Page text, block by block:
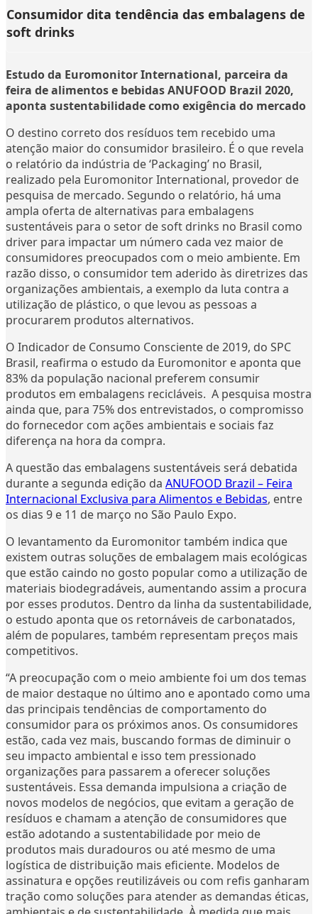
Consumidor dita tendência das embalagens de
soft drinks
Estudo da Euromonitor International, parceira da
feira de alimentos e bebidas ANUFOOD Brazil 2020,
aponta sustentabilidade como exigência do mercado
O destino correto dos resíduos tem recebido uma
atenção maior do consumidor brasileiro. É o que revela
o relatório da indústria de ‘Packaging’ no Brasil,
realizado pela Euromonitor International, provedor de
pesquisa de mercado. Segundo o relatório, há uma
ampla oferta de alternativas para embalagens
sustentáveis ​para o setor de soft drinks no Brasil como
driver para impactar um número cada vez maior de
consumidores preocupados com o meio ambiente. Em
razão disso, o consumidor tem aderido às diretrizes das
organizações ambientais, a exemplo da luta contra a
utilização de plástico, o que levou as pessoas a
procurarem produtos alternativos.
O Indicador de Consumo Consciente de 2019, do SPC
Brasil, reafirma o estudo da Euromonitor e aponta que
83% da população nacional preferem consumir
produtos em embalagens recicláveis. A pesquisa mostra
ainda que, para 75% dos entrevistados, o compromisso
do fornecedor com ações ambientais e sociais faz
diferença na hora da compra.
A questão das embalagens sustentáveis será debatida
durante a segunda edição da ANUFOOD Brazil – Feira
Internacional Exclusiva para Alimentos e Bebidas, entre
os dias 9 e 11 de março no São Paulo Expo.
O levantamento da Euromonitor também indica que
existem outras soluções de embalagem mais ecológicas
que estão caindo no gosto popular como a utilização de
materiais biodegradáveis, aumentando assim a procura
por esses produtos. Dentro da linha da sustentabilidade,
o estudo aponta que os retornáveis de carbonatados,
além de populares, também representam preços mais
competitivos.
“A preocupação com o meio ambiente foi um dos temas
de maior destaque no último ano e apontado como uma
das principais tendências de comportamento do
consumidor para os próximos anos. Os consumidores
estão, cada vez mais, buscando formas de diminuir o
seu impacto ambiental e isso tem pressionado
organizações para passarem a oferecer soluções
sustentáveis. Essa demanda impulsiona a criação de
novos modelos de negócios, que evitam a geração de
resíduos e chamam a atenção de consumidores que
estão adotando a sustentabilidade por meio de
produtos mais duradouros ou até mesmo de uma
logística de distribuição mais eficiente. Modelos de
assinatura e opções reutilizáveis ou com refis ganharam
tração como soluções para atender as demandas éticas,